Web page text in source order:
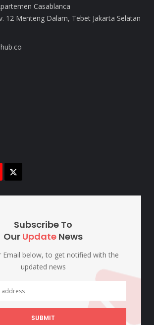
Casablanca
12 Menteng Dalam, Tebet Jakarta Selatan
Subscribe To
Our Update News
Email below, to get notified with the
updated news
SUBMIT